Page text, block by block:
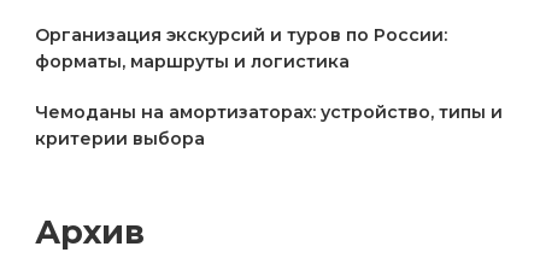
Организация экскурсий и туров по России:
форматы, маршруты и логистика
Чемоданы на амортизаторах: устройство, типы и
критерии выбора
Архив